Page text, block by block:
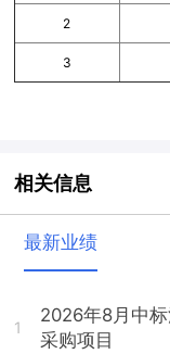
2
3
相关信息
最新业绩
1
2026年8月中
采购项目